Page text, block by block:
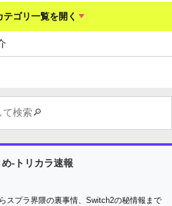
テゴリ一覧を開く
-トリカラ速報
スプラ界隈の裏事情、Switch2の秘情報まで